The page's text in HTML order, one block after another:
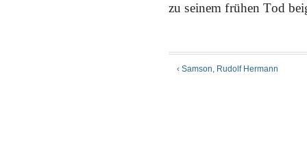
zu seinem frühen Tod
‹ Samson, Rudolf Hermann